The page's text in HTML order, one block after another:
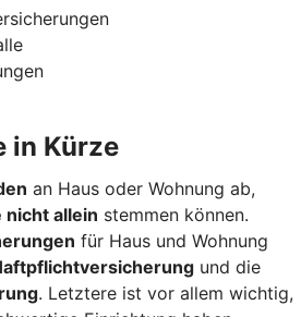
in Kürze
an Haus oder Wohnung ab,
nicht allein stemmen können.
für Haus und Wohnung
und die
. Letztere ist vor allem wichtig,